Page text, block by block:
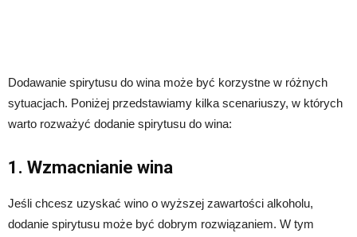
Dodawanie spirytusu do wina może być korzystne w różnych
sytuacjach. Poniżej przedstawiamy kilka scenariuszy, w których
warto rozważyć dodanie spirytusu do wina:
1. Wzmacnianie wina
Jeśli chcesz uzyskać wino o wyższej zawartości alkoholu,
dodanie spirytusu może być dobrym rozwiązaniem. W tym